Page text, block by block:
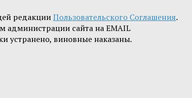
редакцииПользовательского Соглашения.
администрации сайта на EMAIL
устранено, виновные наказаны.